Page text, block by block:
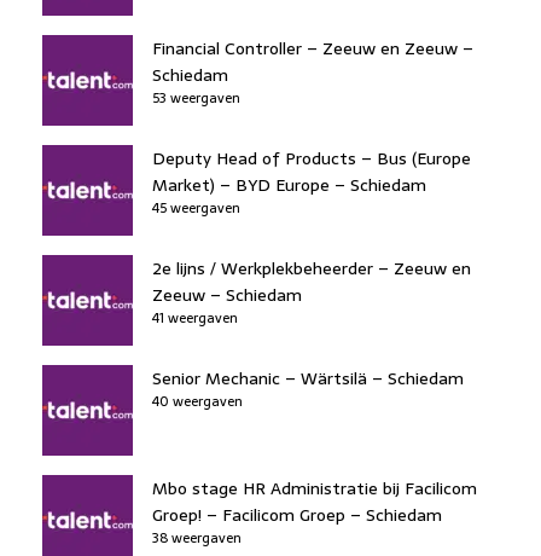
Financial Controller – Zeeuw en Zeeuw –
Schiedam
53 weergaven
Deputy Head of Products – Bus (Europe
Market) – BYD Europe – Schiedam
45 weergaven
2e lijns / Werkplekbeheerder – Zeeuw en
Zeeuw – Schiedam
41 weergaven
Senior Mechanic – Wärtsilä – Schiedam
40 weergaven
Mbo stage HR Administratie bij Facilicom
Groep! – Facilicom Groep – Schiedam
38 weergaven